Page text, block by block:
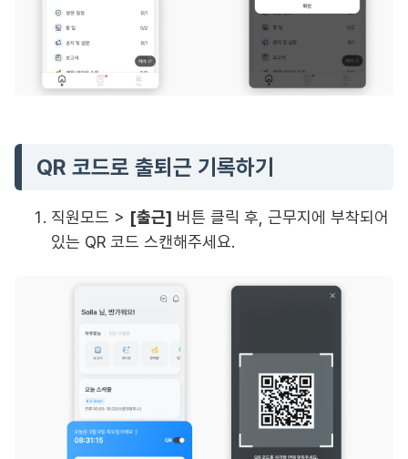
QR 코드로 출퇴근 기록하기
직원모드 > [출근] 버튼 클릭 후, 근무지에 부착되어
있는 QR 코드 스캔해주세요.